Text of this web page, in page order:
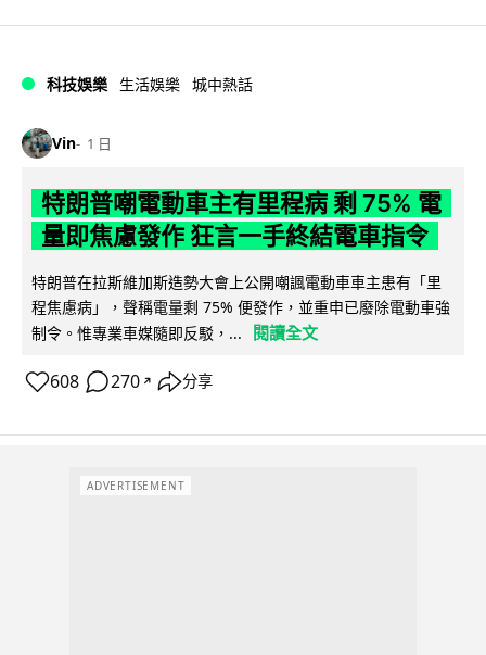
科技娛樂 生活娛樂 城中熱話
Vin 1 日
特朗普嘲電動車主有里程病 剩 75% 電
量即焦慮發作 狂言一手終結電車指令
特朗普在拉斯維加斯造勢大會上公開嘲諷電動車車主患有「里
程焦慮病」，聲稱電量剩 75% 便發作，並重申已廢除電動車強
制令。惟專業車媒隨即反駁，...
閱讀全文
608 270 ↗ 分享
ADVERTISEMENT